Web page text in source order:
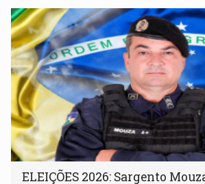
ELEIÇÕES 2026: Sargento